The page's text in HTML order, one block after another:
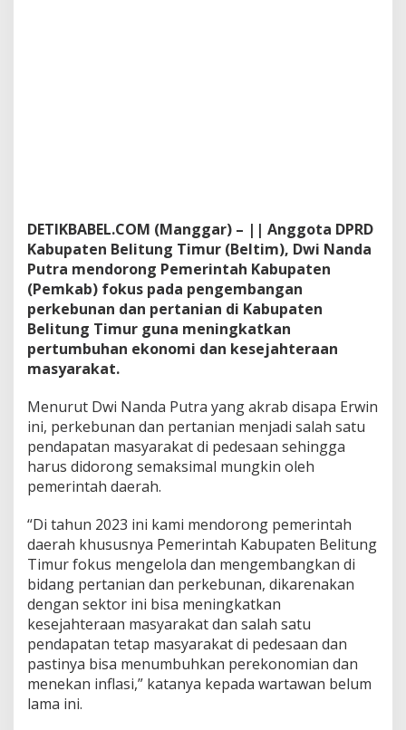
t
r
P
e
r
t
a
n
n
d
a
n
P
e
k
e
b
u
n
a
DETIKBABEL.COM (Manggar) – || Anggota DPRD
Kabupaten Belitung Timur (Beltim), Dwi Nanda
Putra mendorong Pemerintah Kabupaten
(Pemkab) fokus pada pengembangan
perkebunan dan pertanian di Kabupaten
Belitung Timur guna meningkatkan
pertumbuhan ekonomi dan kesejahteraan
masyarakat.
Menurut Dwi Nanda Putra yang akrab disapa Erwin
ini, perkebunan dan pertanian menjadi salah satu
pendapatan masyarakat di pedesaan sehingga
harus didorong semaksimal mungkin oleh
pemerintah daerah.
“Di tahun 2023 ini kami mendorong pemerintah
daerah khususnya Pemerintah Kabupaten Belitung
Timur fokus mengelola dan mengembangkan di
bidang pertanian dan perkebunan, dikarenakan
dengan sektor ini bisa meningkatkan
kesejahteraan masyarakat dan salah satu
pendapatan tetap masyarakat di pedesaan dan
pastinya bisa menumbuhkan perekonomian dan
menekan inflasi,” katanya kepada wartawan belum
lama ini.